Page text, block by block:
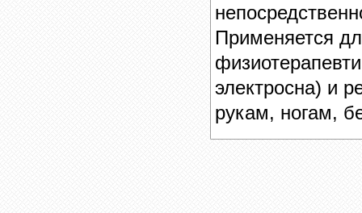
Применяется
электросна) и
рукам, ногам,